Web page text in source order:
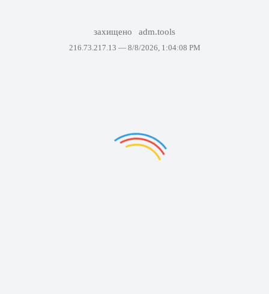
захищено adm.tools
216.73.217.13 — 8/8/2026, 1:04:08 PM